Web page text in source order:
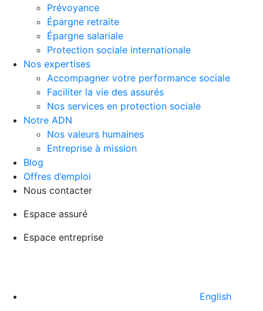
Prévoyance
Épargne retraite
Épargne salariale
Protection sociale internationale
Nos expertises
Accompagner votre performance sociale
Faciliter la vie des assurés
Nos services en protection sociale
Notre ADN
Nos valeurs humaines
Entreprise à mission
Blog
Offres d’emploi
Nous contacter
Espace assuré
Espace entreprise
English